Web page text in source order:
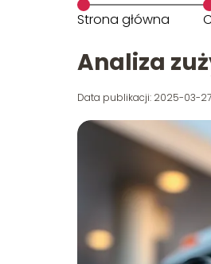
Strona główna
Analiza
Data publikacji: 2025-03-27